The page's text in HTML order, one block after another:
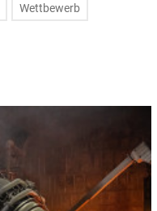
Wettbewerb